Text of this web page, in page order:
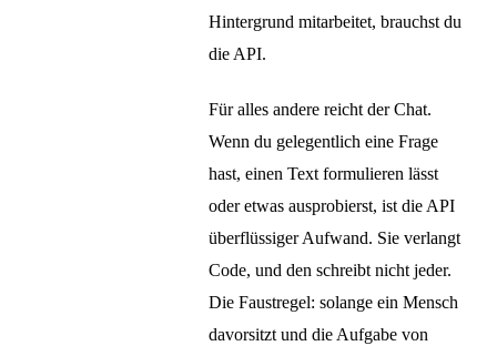
Hintergrund mitarbeitet, brauchst du
die API.
Für alles andere reicht der Chat.
Wenn du gelegentlich eine Frage
hast, einen Text formulieren lässt
oder etwas ausprobierst, ist die API
überflüssiger Aufwand. Sie verlangt
Code, und den schreibt nicht jeder.
Die Faustregel: solange ein Mensch
davorsitzt und die Aufgabe von